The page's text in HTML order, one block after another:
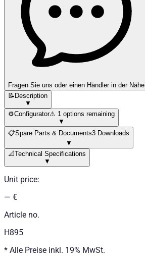
Fragen Sie uns oder einen Händler in der Nähe
📝Description
▼
⚙️Configurator⚠ 1 options remaining
▼
📋Spare Parts & Documents3 Downloads
▼
📐Technical Specifications
▼
Unit price:
— €
Article no.
H895
* Alle Preise inkl. 19% MwSt.